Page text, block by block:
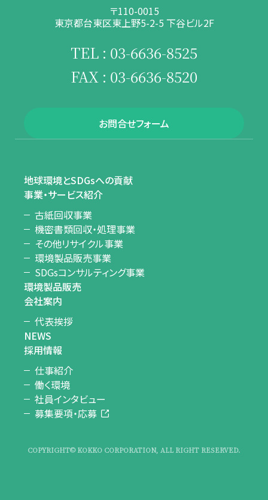
〒110-0015
東京都台東区東上野5-2-5 下谷ビル2F
TEL : 03-6636-8525
FAX : 03-6636-8520
お問合せフォーム
地球環境とSDGsへの貢献
事業・サービス紹介
古紙回収事業
機密書類回収・処理事業
その他リサイクル事業
環境製品販売事業
SDGsコンサルティング事業
環境製品販売
会社案内
代表挨拶
NEWS
採用情報
仕事紹介
働く環境
社員インタビュー
募集要項・応募
COPYRIGHT© KOKKO CORPORATION, ALL RIGHT RESERVED.